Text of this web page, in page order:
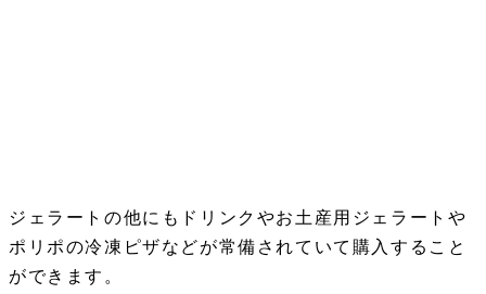
ジェラートの他にもドリンクやお土産用ジェラートや
ポリポの冷凍ピザなどが常備されていて購入すること
ができます。